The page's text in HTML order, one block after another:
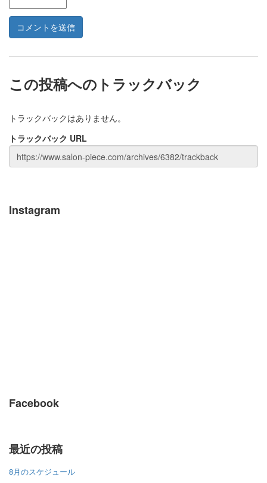
この投稿へのトラックバック
トラックバックはありません。
トラックバック URL
Instagram
Facebook
最近の投稿
8月のスケジュール